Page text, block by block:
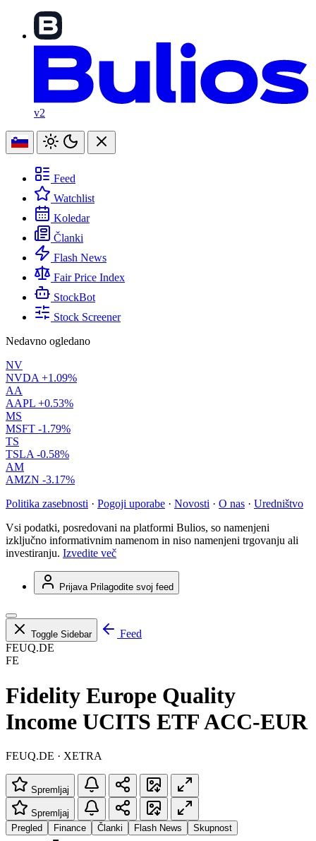
v2
Feed
Watchlist
Koledar
Članki
Flash News
Fair Price Index
StockBot
Stock Screener
Nedavno ogledano
NV
NVDA +1.09%
AA
AAPL +0.53%
MS
MSFT -1.79%
TS
TSLA -0.58%
AM
AMZN -3.17%
Politika zasebnosti · Pogoji uporabe · Novosti · O nas · Uredništvo
Vsi podatki, posredovani na platformi Bulios, so namenjeni
izključno informativnim namenom in niso namenjeni trgovanju ali
investiranju. Izvedite več
Prijava Prilagodite svoj feed
Toggle Sidebar
Feed
FEUQ.DE
FE
Fidelity Europe Quality
Income UCITS ETF ACC-EUR
FEUQ.DE · XETRA
Spremljaj
Spremljaj
Pregled
Finance Članki Flash News Skupnost